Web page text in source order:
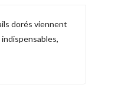
dorés viennent